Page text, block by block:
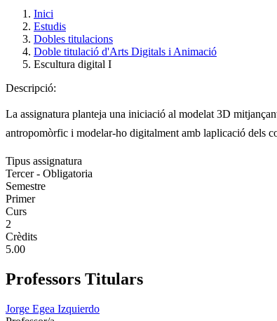
Inici
Estudis
Dobles titulacions
Doble titulació d'Arts Digitals i Animació
Escultura digital I
Descripció:
La assignatura planteja una iniciació al modelat 3D
antropomòrfic i modelar-ho digitalment amb laplicació dels
Tipus assignatura
Tercer - Obligatoria
Semestre
Primer
Curs
2
Crèdits
5.00
Professors Titulars
Jorge Egea Izquierdo